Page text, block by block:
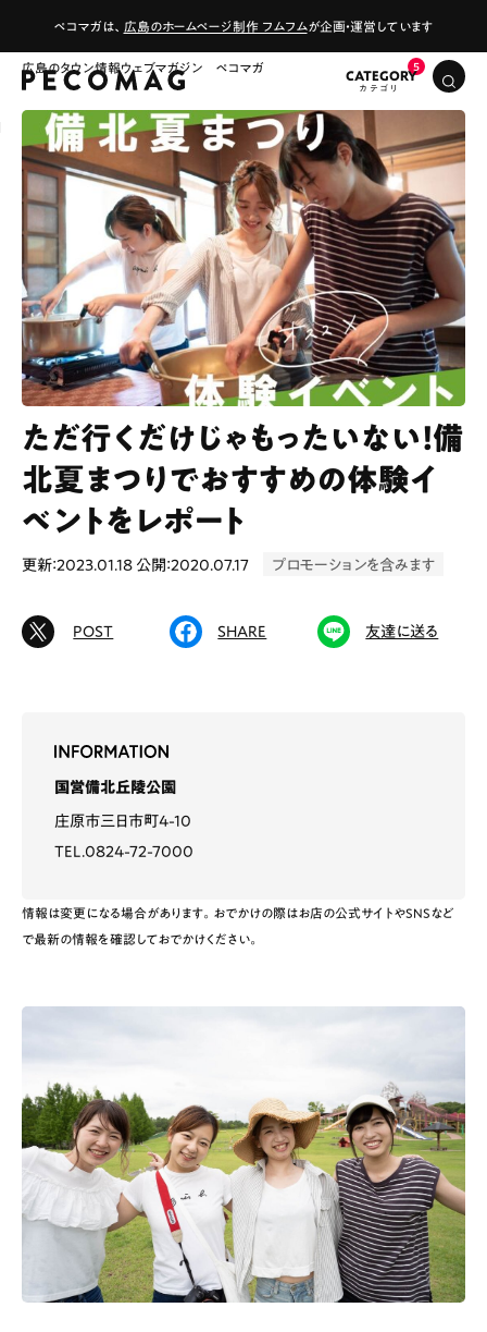
ペコマガは、 広島のホームページ制作 フムフムが企画・運営しています
広島のタウン情報ウェブマガジン ペコマガ
CATEGORY
# ファミリーにおすすめ # 女子旅におすすめ
# テイクアウト
# コーヒー
Gourmet
お問合せ 利用規約
ただ行くだけじゃもったいない！備
北夏まつりでおすすめの体験イ
ベントをレポート
更新：2023.01.18 公開：2020.07.17 プロモーションを含みます
POST SHARE 友達に送る
国営備北丘陵公園
庄原市三日市町4-10
TEL.0824-72-7000
情報は変更になる場合があります。おでかけの際はお店の公式サイトやSNSなど
で最新の情報を確認しておでかけください。